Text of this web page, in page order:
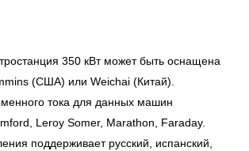
350 кВт может быть оснащена
(США) или Weichai (Китай).
тока для данных машин
Leroy Somer, Marathon, Faraday.
поддерживает русский, испанский,